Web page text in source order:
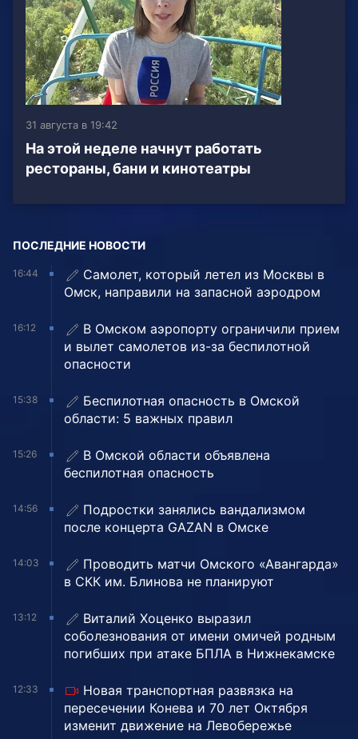
31 августа в 19:42
На этой неделе начнут работать
рестораны, бани и кинотеатры
ПОСЛЕДНИЕ НОВОСТИ
16:44
Самолет, который летел из Москвы в
Омск, направили на запасной аэродром
16:12
В Омском аэропорту ограничили прием
и вылет самолетов из-за беспилотной
опасности
15:38
Беспилотная опасность в Омской
области: 5 важных правил
15:26
В Омской области объявлена
беспилотная опасность
14:56
Подростки занялись вандализмом
после концерта GAZAN в Омске
14:03
Проводить матчи Омского «Авангарда»
в СКК им. Блинова не планируют
13:12
Виталий Хоценко выразил
соболезнования от имени омичей родным
погибших при атаке БПЛА в Нижнекамске
12:33
Новая транспортная развязка на
пересечении Конева и 70 лет Октября
изменит движение на Левобережье